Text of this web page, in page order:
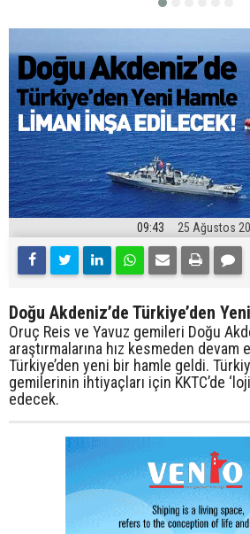
09:43 25 Ağustos
Doğu Akdeniz’de Türkiye’den
Oruç Reis ve Yavuz gemileri Doğu
araştırmalarına hız kesmeden devam
Türkiye’den yeni bir hamle geldi.
gemilerinin ihtiyaçları için KKTC’de
edecek.